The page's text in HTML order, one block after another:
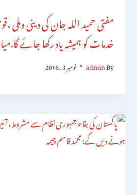
مفتی حمید اللہ جان کی دینی وملی
خدمات کو ہمیشہ یاد رکھا جائے
By
admin نومبر 3, 2016